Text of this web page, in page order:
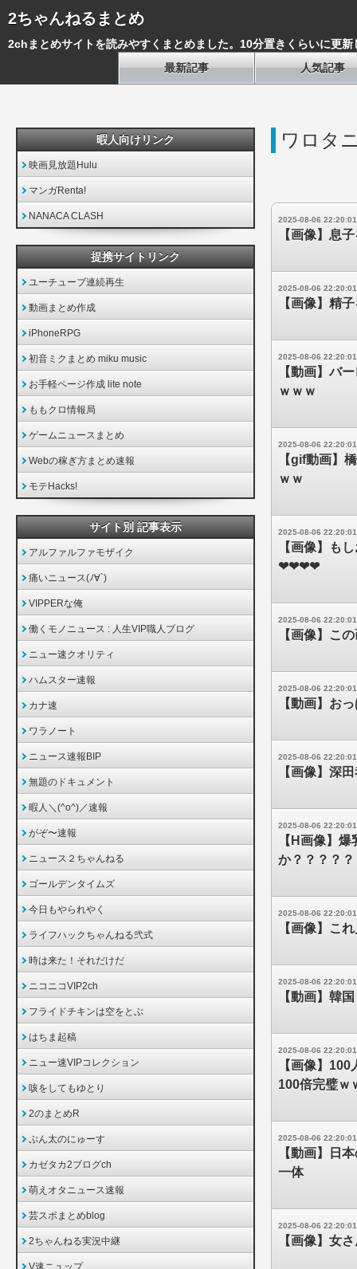
2ちゃんねるまとめ
2chまとめサイトを読みやすくまとめました。10分置きくらいに更新
最新記事
人気記事
ワロタ
2025-08-06 22:20:01
【画像】息
2025-08-06 22:20:01
【画像】精
2025-08-06 22:20:01
【動画】バ
ｗｗｗ
2025-08-06 22:20:01
【gif動画】
ｗｗ
2025-08-06 22:20:01
【画像】も
❤❤❤❤
2025-08-06 22:20:01
【画像】こ
2025-08-06 22:20:01
【動画】お
2025-08-06 22:20:01
【画像】深
2025-08-06 22:20:01
【H画像】
か？？？？？
2025-08-06 22:20:01
【画像】こ
2025-08-06 22:20:01
【動画】韓
2025-08-06 22:20:01
【画像】
100倍完璧ｗ
2025-08-06 22:20:01
【動画】日
一体
2025-08-06 22:20:01
【画像】女
暇人向けリンク
映画見放題Hulu
マンガRenta!
NANACA CLASH
提携サイトリンク
ユーチューブ連続再生
動画まとめ作成
iPhoneRPG
初音ミクまとめ miku music
お手軽ページ作成 lite note
ももクロ情報局
ゲームニュースまとめ
Webの稼ぎ方まとめ速報
モテHacks!
サイト別 記事表示
アルファルファモザイク
痛いニュース(ﾉ∀`)
VIPPERな俺
働くモノニュース : 人生VIP職人ブログ
ニュー速クオリティ
ハムスター速報
カナ速
ワラノート
ニュース速報BIP
無題のドキュメント
暇人＼(^o^)／速報
がぞ〜速報
ニュース２ちゃんねる
ゴールデンタイムズ
今日もやられやく
ライフハックちゃんねる弐式
時は来た！それだけだ
ニコニコVIP2ch
フライドチキンは空をとぶ
はちま起稿
ニュー速VIPコレクション
咳をしてもゆとり
2のまとめR
ぷん太のにゅーす
カゼタカ2ブログch
萌えオタニュース速報
芸スポまとめblog
2ちゃんねる実況中継
V速ニュップ